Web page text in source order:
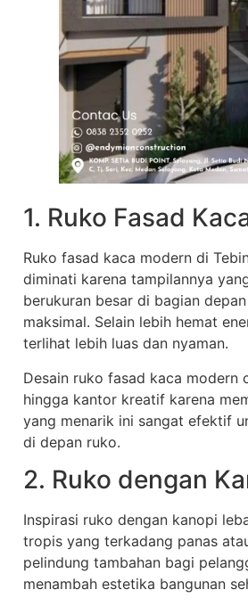
1. Ruko Fasad
Ruko fasad kaca modern di
diminati karena tampilannya
berukuran besar di bagian
maksimal. Selain lebih hemat
terlihat lebih luas dan nyaman.
Desain ruko fasad kaca
hingga kantor kreatif karena
yang menarik ini sangat efektif
di depan ruko.
2. Ruko dengan
Inspirasi ruko dengan kanopi
tropis yang terkadang panas
pelindung tambahan bagi
menambah estetika bangunan